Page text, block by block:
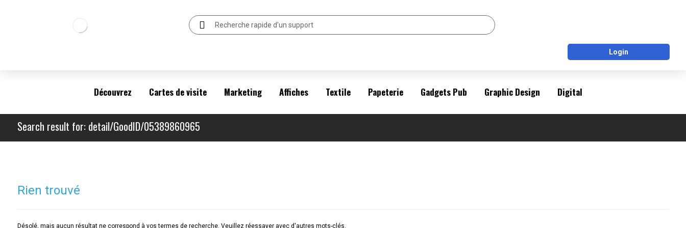
Login
Découvrez Cartes de visite Marketing Affiches Textile Papeterie Gadgets Pub Graphic Design Digital
Search result for: detail/GoodID/05389860965
Rien trouvé
Désolé, mais aucun résultat ne correspond à vos termes de recherche. Veuillez réessayer avec d'autres mots-clés.